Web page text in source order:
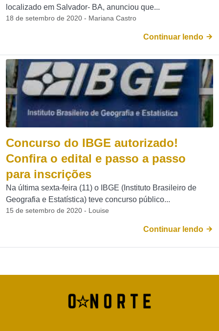
localizado em Salvador- BA, anunciou que...
18 de setembro de 2020 - Mariana Castro
Continuar lendo
Concurso do IBGE autorizado!
Confira o edital e passo a passo
para inscrições
Na última sexta-feira (11) o IBGE (Instituto Brasileiro de
Geografia e Estatística) teve concurso público...
15 de setembro de 2020 - Louise
Continuar lendo